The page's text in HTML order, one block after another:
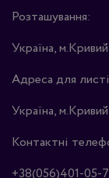
Розташування:
Україна,
Адреса для
Україна,
Контактні
+38(056)401-05-